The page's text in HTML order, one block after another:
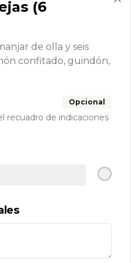
Cinco Millas S.A.C
que Justo use
este sitio, publicar
(6
de olla y seis
confitado, guindón,
Opcional
recuadro de indicaciones